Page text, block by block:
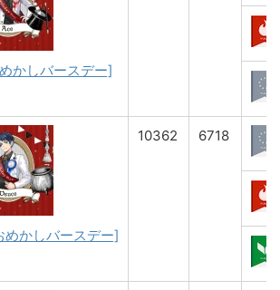
かしバースデー]
めかしバースデー]
10362 6718